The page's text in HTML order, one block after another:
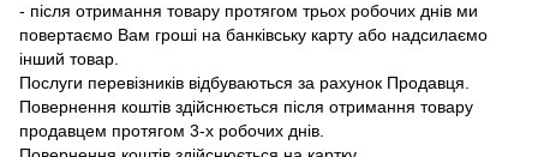
- після отримання товару протягом трьох робочих днів ми
повертаємо Вам гроші на банківську карту або надсилаємо
інший товар.
Послуги перевізників відбуваються за рахунок Продавця.
Повернення коштів здійснюється після отримання товару
продавцем протягом 3-х робочих днів.